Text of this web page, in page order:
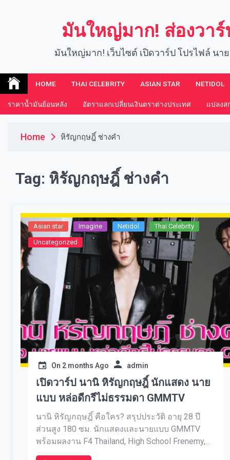
มันใหญ่มาก! ส่องวา
มันใหญ่มาก! เว็บไซต์ เปิดวาร์ป โปรไฟล์ น
HOME THAI CELEBRITY ASIAN STAR NETIDOL
ราคาน้ำมันย้อนหลัง อัตราแลกเปลี่ยนเงินตราต่างประเทศ แปลงส
Home หิรัญกฤษฎิ์ ช่างคำ
Tag: หิรัญกฤษฎิ์ ช่างคำ
Asian star Imagine​ Netidol Thai Celebrity
Uncategorized
On 2 months Ago admin
เปิดวาร์ป นานิ หิรัญกฤษฎิ์ นักแสดง นาย
แบบ หล่อดีกรีไม่ธรรมดา GMMTV
นานิ หิรัญกฤษฎิ์ คือใคร? สรุปประวัติ อายุ 28 ปี
ส่วนสูง 180 ซม. นักแสดงและนายแบบ GMMTV
พร้อมผลงาน F4 Thailand, High School Frenemy,
MuTeLuv และกระแสล่าสุดปี 2569